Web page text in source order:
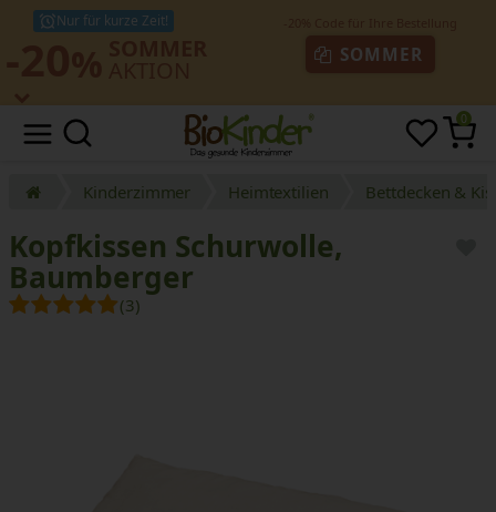
Nur für kurze Zeit!
SOMMER
0
Kinderzimmer Heimtextilien Bettdecken &
Kopfkissen Schurwolle,
Baumberger
(3)